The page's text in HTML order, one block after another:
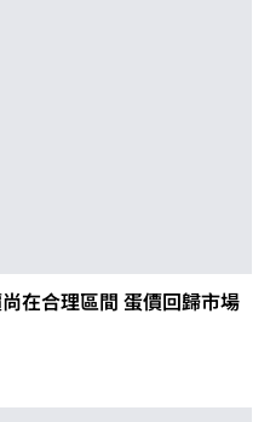
在合理區間 蛋價回歸市場